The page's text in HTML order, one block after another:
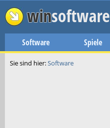
winsoftware
Software Spiele
Sie sind hier:Software